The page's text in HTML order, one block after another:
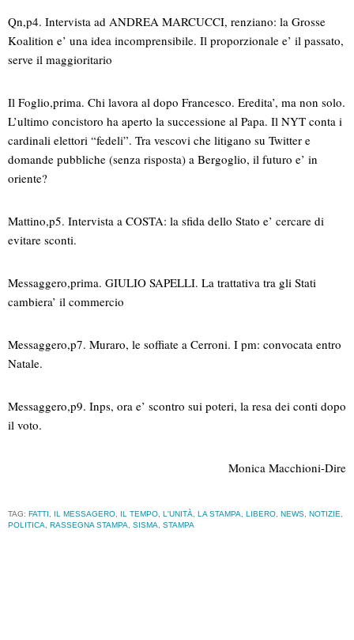
Qn,p4. Intervista ad ANDREA MARCUCCI, renziano: la Grosse
Koalition e’ una idea incomprensibile. Il proporzionale e’ il passato,
serve il maggioritario
Il Foglio,prima. Chi lavora al dopo Francesco. Eredita’, ma non solo.
L’ultimo concistoro ha aperto la successione al Papa. Il NYT conta i
cardinali elettori “fedeli”. Tra vescovi che litigano su Twitter e
domande pubbliche (senza risposta) a Bergoglio, il futuro e’ in
oriente?
Mattino,p5. Intervista a COSTA: la sfida dello Stato e’ cercare di
evitare sconti.
Messaggero,prima. GIULIO SAPELLI. La trattativa tra gli Stati
cambiera’ il commercio
Messaggero,p7. Muraro, le soffiate a Cerroni. I pm: convocata entro
Natale.
Messaggero,p9. Inps, ora e’ scontro sui poteri, la resa dei conti dopo
il voto.
Monica Macchioni-Dire
TAG: FATTI, IL MESSAGERO, IL TEMPO, L'UNITÀ, LA STAMPA, LIBERO, NEWS, NOTIZIE,
POLITICA, RASSEGNA STAMPA, SISMA, STAMPA